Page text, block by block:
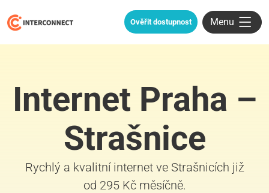
Ověřit dostupnost Menu
Internet Praha –
Strašnice
Rychlý a kvalitní internet ve Strašnicích již
od 295 Kč měsíčně.